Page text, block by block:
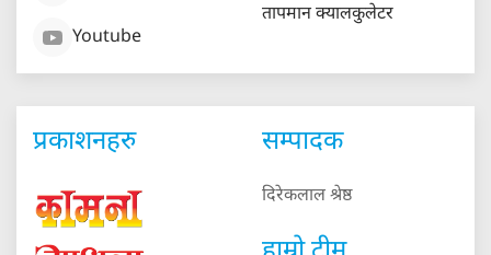
Youtube
तापमान क्यालकुलेटर
प्रकाशनहरु सम्पादक
दिरेकलाल श्रेष्ठ